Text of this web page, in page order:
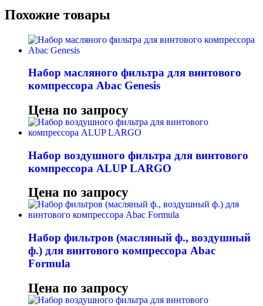
Похожие товары
Набор масляного фильтра для винтового
компрессора Abac Genesis
Цена по запросу
Набор воздушного фильтра для винтового
компрессора ALUP LARGO
Цена по запросу
Набор фильтров (масляный ф., воздушный
ф.) для винтового компрессора Abac
Formula
Цена по запросу